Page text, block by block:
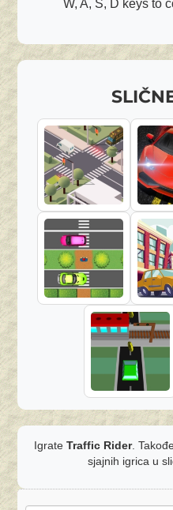
W, A, S, D keys to
Igrate Traffic Rider.
sjajnih igrica u